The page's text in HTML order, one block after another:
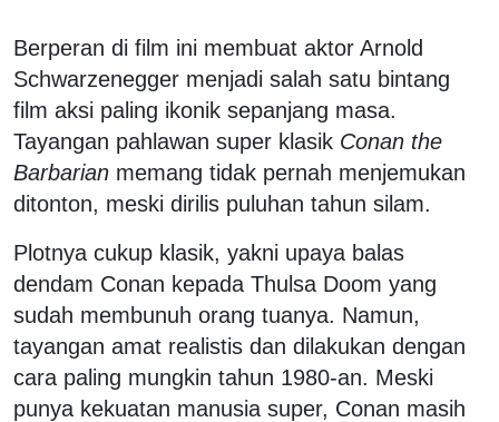
Berperan di film ini membuat aktor Arnold
Schwarzenegger menjadi salah satu bintang
film aksi paling ikonik sepanjang masa.
Tayangan pahlawan super klasik Conan the
Barbarian memang tidak pernah menjemukan
ditonton, meski dirilis puluhan tahun silam.
Plotnya cukup klasik, yakni upaya balas
dendam Conan kepada Thulsa Doom yang
sudah membunuh orang tuanya. Namun,
tayangan amat realistis dan dilakukan dengan
cara paling mungkin tahun 1980-an. Meski
punya kekuatan manusia super, Conan masih